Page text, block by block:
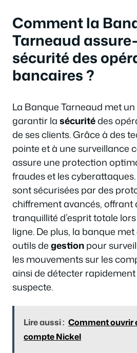
Comment la
Tarneaud
sécurité des
bancaires ?
La Banque Tarneaud met
garantir lasécuritédes
de ses clients. Grâce à des
pointe et à une surveillance
assure une protection
fraudes et les
sont sécurisées par des
chiffrement avancés, offrant
tranquillité d’esprit totale
ligne. De plus, la banque
outils degestionpour
les mouvements sur les
ainsi de détecter
suspecte.
Lire aussi : Comment ouvrir
compte Nickel